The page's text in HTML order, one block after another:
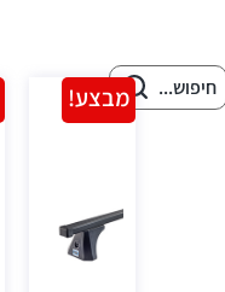
מבצע!